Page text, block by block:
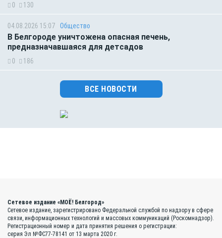
0 130
04.08.2026 15:07 Общество
В Белгороде уничтожена опасная печень,
предназначавшаяся для детсадов
0 186
ВСЕ НОВОСТИ
Сетевое издание «МОЁ! Белгород»
Сетевое издание, зарегистрировано Федеральной службой по надзору в сфере
связи, информационных технологий и массовых коммуникаций (Роскомнадзор).
Регистрационный номер и дата принятия решения о регистрации:
серия Эл №ФС77-78141 от 13 марта 2020 г.